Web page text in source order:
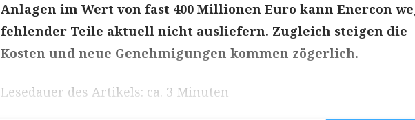
Anlagen im Wert von fast 400 Millionen Euro kann Enercon
fehlender Teile aktuell nicht ausliefern. Zugleich steigen die
Kosten und neue Genehmigungen kommen zögerlich.
Lesedauer des Artikels: ca. 3 Minuten